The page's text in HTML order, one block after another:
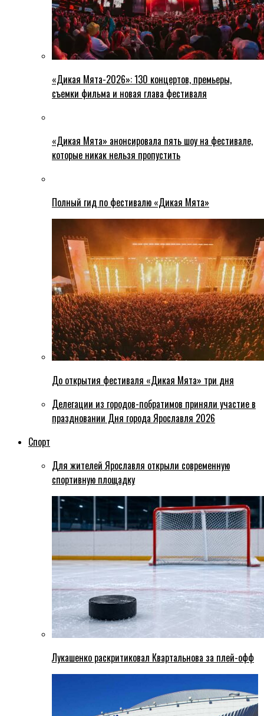
«Дикая Мята-2026»: 130 концертов, премьеры,
съемки фильма и новая глава фестиваля
«Дикая Мята» анонсировала пять шоу на фестивале,
которые никак нельзя пропустить
Полный гид по фестивалю «Дикая Мята»
До открытия фестиваля «Дикая Мята» три дня
Делегации из городов-побратимов приняли участие в
праздновании Дня города Ярославля 2026
Спорт
Для жителей Ярославля открыли современную
спортивную площадку
Лукашенко раскритиковал Квартальнова за плей-офф